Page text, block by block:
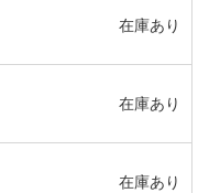
在庫あり
在庫あり
在庫あり